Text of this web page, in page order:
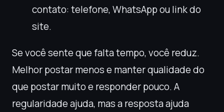
contato: telefone, WhatsApp ou link do
site.
Se você sente que falta tempo, você reduz.
Melhor postar menos e manter qualidade do
que postar muito e responder pouco. A
regularidade ajuda, mas a resposta ajuda